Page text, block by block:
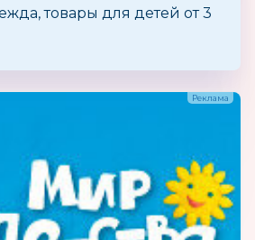
товары для детей от 3